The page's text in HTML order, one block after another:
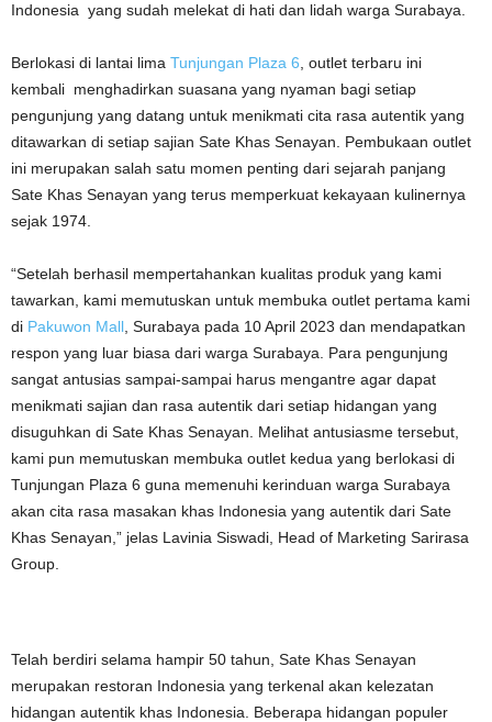
Indonesia yang sudah melekat di hati dan lidah warga Surabaya.
Berlokasi di lantai lima Tunjungan Plaza 6 , outlet terbaru ini
kembali menghadirkan suasana yang nyaman bagi setiap
pengunjung yang datang untuk menikmati cita rasa autentik yang
ditawarkan di setiap sajian Sate Khas Senayan. Pembukaan outlet
ini merupakan salah satu momen penting dari sejarah panjang
Sate Khas Senayan yang terus memperkuat kekayaan kulinernya
sejak 1974.
“Setelah berhasil mempertahankan kualitas produk yang kami
tawarkan, kami memutuskan untuk membuka outlet pertama kami
di Pakuwon Mall , Surabaya pada 10 April 2023 dan mendapatkan
respon yang luar biasa dari warga Surabaya. Para pengunjung
sangat antusias sampai-sampai harus mengantre agar dapat
menikmati sajian dan rasa autentik dari setiap hidangan yang
disuguhkan di Sate Khas Senayan. Melihat antusiasme tersebut,
kami pun memutuskan membuka outlet kedua yang berlokasi di
Tunjungan Plaza 6 guna memenuhi kerinduan warga Surabaya
akan cita rasa masakan khas Indonesia yang autentik dari Sate
Khas Senayan,” jelas Lavinia Siswadi, Head of Marketing Sarirasa
Group.
Telah berdiri selama hampir 50 tahun, Sate Khas Senayan
merupakan restoran Indonesia yang terkenal akan kelezatan
hidangan autentik khas Indonesia. Beberapa hidangan populer